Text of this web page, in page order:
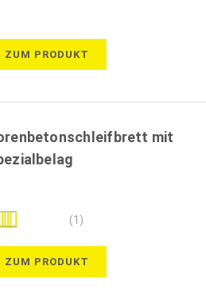
ZUM PRODUKT
mit
(1)
ZUM PRODUKT